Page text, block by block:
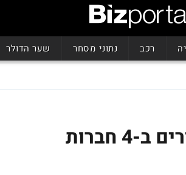
רכב נתוני מסחר שער הדולר
פרשת השחיתות בעיריית נתניה: בכירים ב-4 חברות